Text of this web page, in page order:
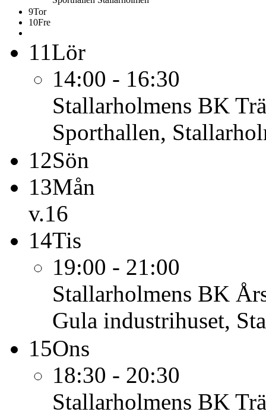
9Tor
10Fre
11Lör
14:00 - 16:30
Stallarholmens BK
Sporthallen,
12Sön
13Mån
v.16
14Tis
19:00 - 21:00
Stallarholmens BK
Gula industrihuset,
15Ons
18:30 - 20:30
Stallarholmens BK